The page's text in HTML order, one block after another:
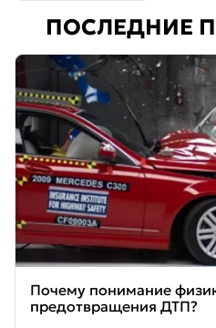
ПОСЛЕДНИЕ
Почему понимание
предотвращения ДТП?